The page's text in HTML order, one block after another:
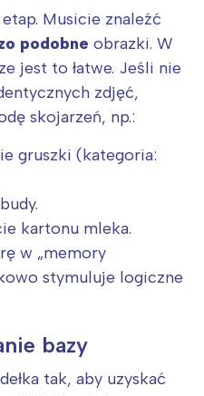
Musicie znaleźć
podobne obrazki. W
jest to łatwe. Jeśli nie
zdjęć,
skojarzeń, np.:
gruszki (kategoria:
kartonu mleka.
w „memory
stymuluje logiczne
bazy
tak, aby uzyskać